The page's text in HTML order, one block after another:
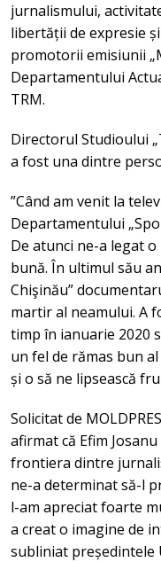
jurnalismului,
libertății de expresie
promotorii emisiunii
Departamentului
TRM.
Directorul Studioului
a fost una dintre
”Când am venit la
Departamentului
De atunci ne-a legat
bună. În ultimul său
Chişinău”
martir al neamului. A
timp în ianuarie 2020
un fel de rămas bun
și o să ne lipsească
Solicitat de
afirmat că Efim
frontiera dintre
ne-a determinat să-l
l-am apreciat foarte
a creat o imagine de
subliniat președintele